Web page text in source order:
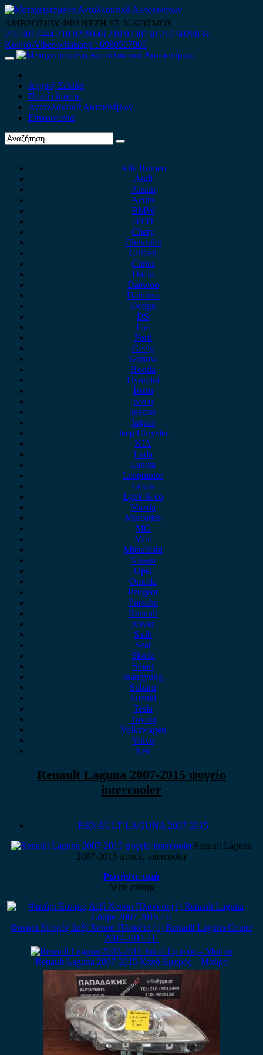
Skip
to
content
ΑΜΒΡΟΣΙΟΥ ΦΡΑΝΤΖΗ 67, Ν.ΚΟΣΜΟΣ
210 9012444 210 9239148 210 9238158 210 9026839
Κινητό-Viber-whatsapp : 6980507900
Primary
Αρχική Σελίδα
Ποιοί είμαστε
Ανταλλακτικά Αυτοκινήτων
Επικοινωνία
Alfa Romeo
Audi
Austin
Acura
BMW
BYD
Chery
Chevrolet
Citroen
Cupra
Dacia
Daewoo
Daihatsu
Dodge
DS
Fiat
Ford
Geely
Gonow
Honda
Hyundai
Isuzu
iveco
Jaecoo
Jaguar
Jeep Chrysler
KIA
Lada
Lancia
Leapmotor
Lexus
Lynk & co
Mazda
Mercedes
MG
Mini
Mitsubishi
Nissan
Opel
Omoda
Peugeot
Porsche
Renault
Rover
Saab
Seat
Skoda
Smart
ssangyong
Subaru
Suzuki
Tesla
Toyota
Volkswagen
Volvo
Xev
Renault Laguna 2007-2015 ψυγείο
intercooler
RENAULT LAGUNA 2007-2015
Renault Laguna
2007-2015 ψυγείο intercooler
Ρωτήστε τιμή
Δείτε επίσης
Φανάρι Εμπρός Δεξί Xenon Πλακέτα (1) Renault Laguna Coupe
2007-2015 / Ε
Renault Laguna 2007-2015 Καπό Εμπρός – Μαύρο